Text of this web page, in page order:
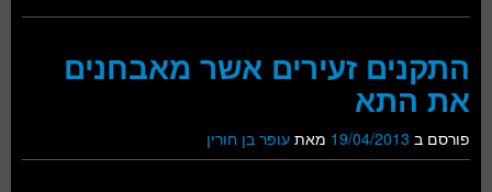
כימיה
פיזיקה
חברה
התקנים זעירים אשר מאבחנים
את התא
פורסם ב 19/04/2013 מאת עופר בן חורין